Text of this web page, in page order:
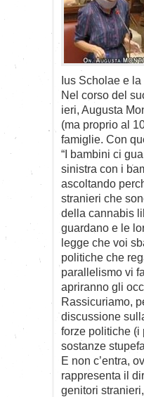
Ius Scholae e
Nel corso del
ieri, Augusta
(ma proprio al
famiglie. Con
“I bambini ci
sinistra con i
ascoltando
stranieri che
della cannabis
guardano e le
legge che voi
politiche che
parallelismo vi
apriranno gli
Rassicuriamo,
discussione
forze politiche (i
sostanze
E non c’entra,
rappresenta il
genitori